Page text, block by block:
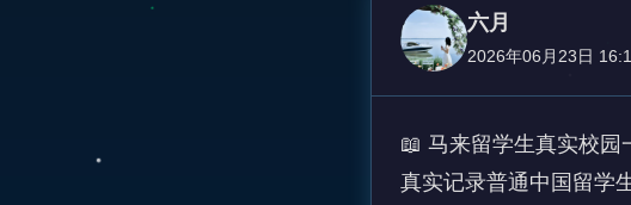
六月
2026年06月23日
📖 马来留学生真实校
真实记录普通中国留学